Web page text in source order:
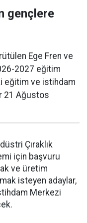
gençlere
Ege Fren ve
2027 eğitim
eğitim ve istihdam
21 Ağustos
Çıraklık
için başvuru
ve üretim
isteyen adaylar,
Merkezi